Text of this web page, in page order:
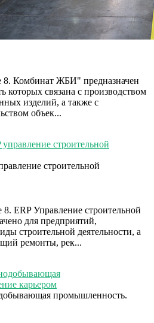
Комбинат ЖБИ" предназначен
которых связана с производством
изделий, а также с
объек...
строительной
ERP Управление строительной
для предприятий,
строительной деятельности, а
ремонты, рек...
промышленность.